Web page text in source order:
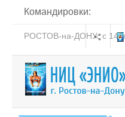
Командировки:
РОСТОВ-на-ДОНУ: с 14